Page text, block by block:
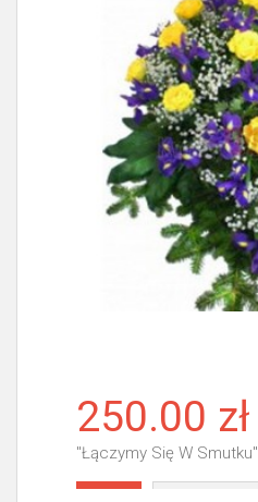
250.00 zł
"Łączymy Się W Smutku"